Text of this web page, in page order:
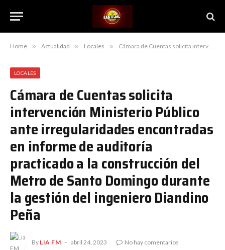
Home » Actualidad » Locales » Cámara de Cuentas solicita intervención Ministerio Público ante irregularidades encontradas en informe de auditoría practicado a la construcción del Metro de Santo Domingo durante la gestión del ingeniero Diandino Peña
LOCALES
Cámara de Cuentas solicita
intervención Ministerio Público
ante irregularidades encontradas
en informe de auditoría
practicado a la construcción del
Metro de Santo Domingo durante
la gestión del ingeniero Diandino
Peña
By LIA FM abril 24, 2023 No hay comentarios